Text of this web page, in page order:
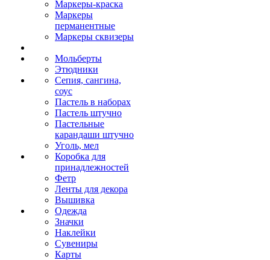
Маркеры-краска
Маркеры
перманентные
Маркеры сквизеры
Мольберты
Этюдники
Сепия, сангина,
соус
Пастель в наборах
Пастель штучно
Пастельные
карандаши штучно
Уголь, мел
Коробка для
принадлежностей
Фетр
Ленты для декора
Вышивка
Одежда
Значки
Наклейки
Сувениры
Карты